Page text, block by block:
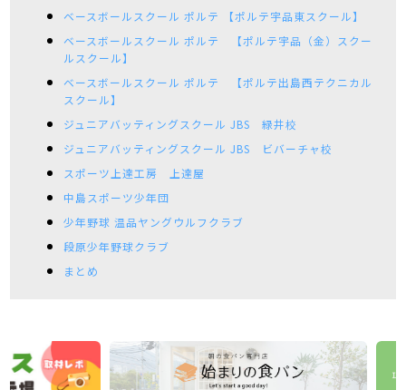
ベースボールスクール ポルテ 【ポルテ宇品東スクール】
ベースボールスクール ポルテ 【ポルテ宇品（金）スクー
ルスクール】
ベースボールスクール ポルテ 【ポルテ出島西テクニカル
スクール】
ジュニアバッティングスクール JBS 緑井校
ジュニアバッティングスクール JBS ビバーチャ校
スポーツ上達工房 上達屋
中島スポーツ少年団
少年野球 温品ヤングウルフクラブ
段原少年野球クラブ
まとめ